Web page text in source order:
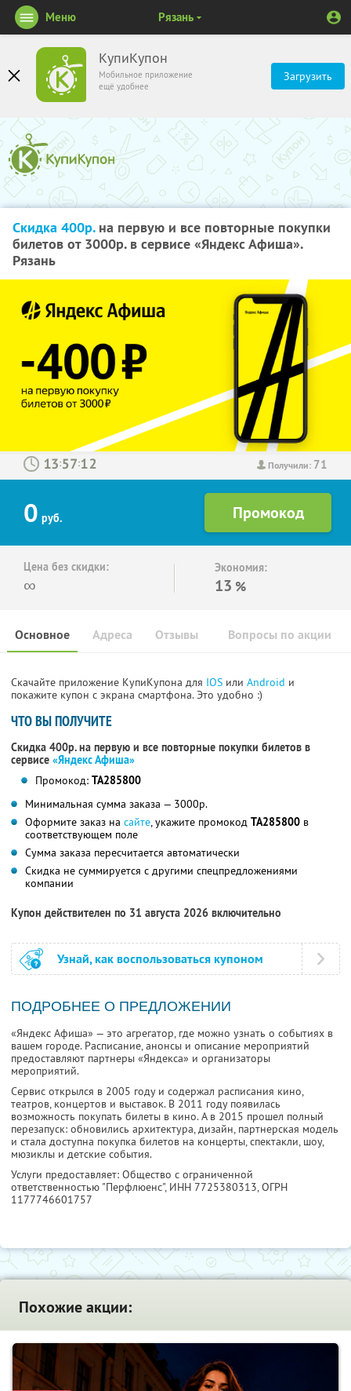
КупиКупон
Мобильное приложение
ещё удобнее
Загрузить
Меню Рязань
Скидка 400р.на первую и все повторные покупки
билетов от 3000р. в сервисе «Яндекс Афиша».
Рязань
Получили: 71
: :
0 руб.
Цена без скидки:
∞
Экономия:
13 %
Основное Отзывы Вопросы по акции
Адреса
Скачайте приложение КупиКупона для IOS или Android и
покажите купон с экрана смартфона. Это удобно :)
ЧТО ВЫ ПОЛУЧИТЕ
Скидка 400р. на первую и все повторные покупки билетов в
сервисе «Яндекс Афиша»
Промокод: TA285800
Минимальная сумма заказа — 3000р.
Оформите заказ на сайте, укажите промокод TA285800 в
соответствующем поле
Сумма заказа пересчитается автоматически
Скидка не суммируется с другими спецпредложениями
компании
Купон действителен по 31 августа 2026 включительно
Узнай, как воспользоваться купоном
ПОДРОБНЕЕ О ПРЕДЛОЖЕНИИ
«Яндекс Афиша» — это агрегатор, где можно узнать о событиях в
вашем городе. Расписание, анонсы и описание мероприятий
предоставляют партнеры «Яндекса» и организаторы
мероприятий.
Сервис открылся в 2005 году и содержал расписания кино,
театров, концертов и выставок. В 2011 году появилась
возможность покупать билеты в кино. А в 2015 прошел полный
перезапуск: обновились архитектура, дизайн, партнерская модель
и стала доступна покупка билетов на концерты, спектакли, шоу,
мюзиклы и детские события.
Услуги предоставляет: Общество с ограниченной
ответственностью "Перфлюенс", ИНН 7725380313, ОГРН
1177746601757
Похожие акции: